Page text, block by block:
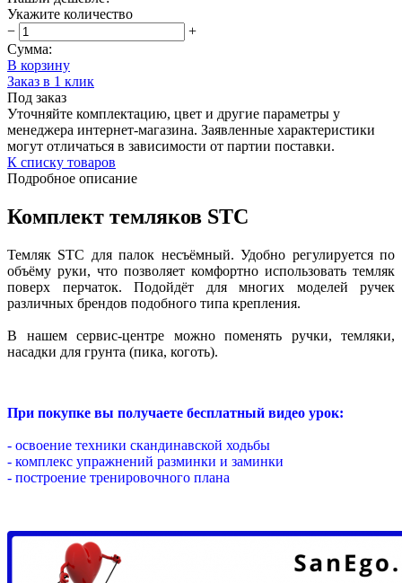
Укажите количество
−
+
Сумма:
В корзину
Заказ в 1 клик
Под заказ
Уточняйте комплектацию, цвет и другие параметры у
менеджера интернет-магазина. Заявленные характеристики
могут отличаться в зависимости от партии поставки.
К списку товаров
Подробное описание
Комплект темляков STC
Темляк STC для палок несъёмный. Удобно регулируется по
объёму руки, что позволяет комфортно использовать темляк
поверх перчаток. Подойдёт для многих моделей ручек
различных брендов подобного типа крепления.
В нашем сервис-центре можно поменять ручки, темляки,
насадки для грунта (пика, коготь).
При покупке вы получаете бесплатный видео урок:
- освоение техники скандинавской ходьбы
- комплекс упражнений разминки и заминки
- построение тренировочного плана